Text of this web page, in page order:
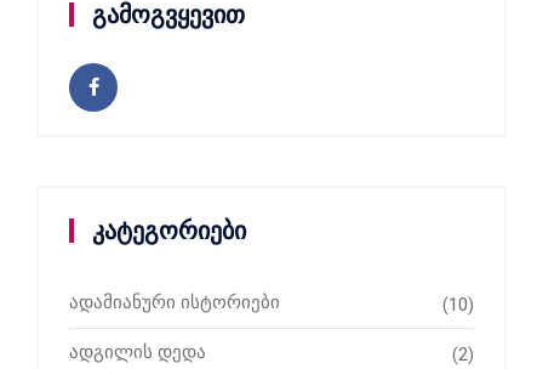
გამოგვყევით
კატეგორიები
ადამიანური ისტორიები (10)
ადგილის დედა (2)